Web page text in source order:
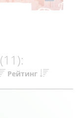
Рейтинг